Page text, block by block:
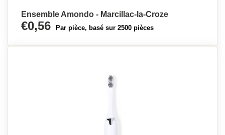
Ensemble Amondo - Marcillac-la-Croze
€0,56 Par pièce, basé sur 2500 pièces